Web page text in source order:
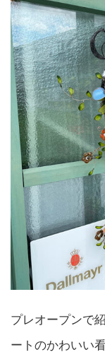
プレオープンで
ートのかわいい